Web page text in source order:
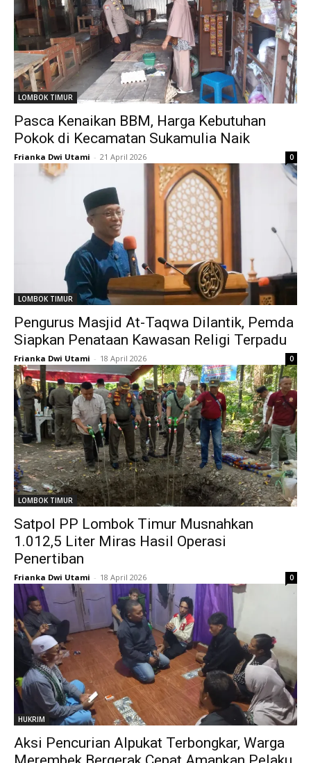
LOMBOK TIMUR
Pasca Kenaikan BBM, Harga Kebutuhan
Pokok di Kecamatan Sukamulia Naik
Frianka Dwi Utami - 21 April 2026 0
LOMBOK TIMUR
Pengurus Masjid At-Taqwa Dilantik, Pemda
Siapkan Penataan Kawasan Religi Terpadu
Frianka Dwi Utami - 18 April 2026 0
LOMBOK TIMUR
Satpol PP Lombok Timur Musnahkan
1.012,5 Liter Miras Hasil Operasi
Penertiban
Frianka Dwi Utami - 18 April 2026 0
HUKRIM
Aksi Pencurian Alpukat Terbongkar, Warga